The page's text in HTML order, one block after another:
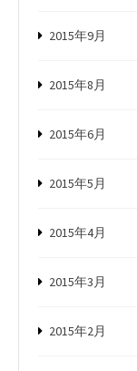
2015年9月
2015年8月
2015年6月
2015年5月
2015年4月
2015年3月
2015年2月